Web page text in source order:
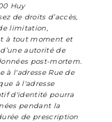
Huy
de droits d’accès,
limitation,
à tout moment et
autorité de
post-mortem.
à l'adresse Rue de
à l'adresse
d'identité pourra
pendant la
de prescription